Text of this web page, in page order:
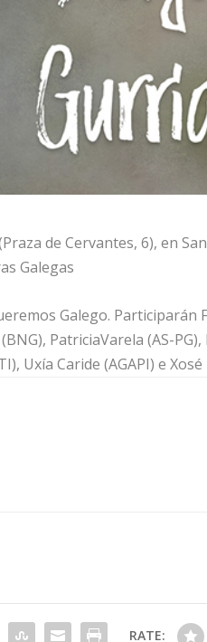
de Cervantes, 6), en
Galegas
Galego. Participarán
PatriciaVarela (AS-
Uxía Caride (AGAPI) e
RATE: